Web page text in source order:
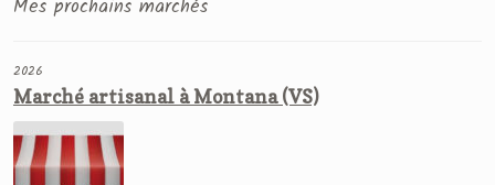
Mes prochains marchés
2026
Marché artisanal à Montana (VS)